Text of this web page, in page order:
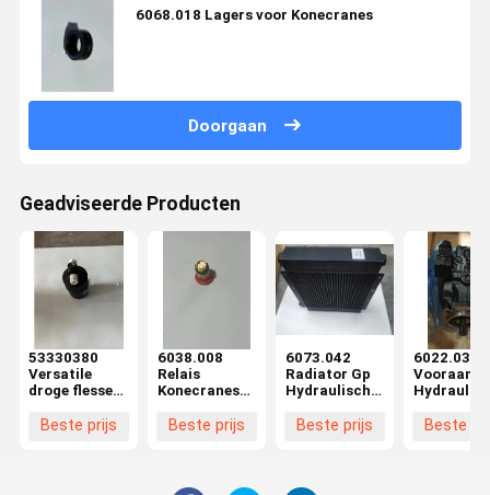
6068.018 Lagers voor Konecranes
Doorgaan
Geadviseerde Producten
53330380
Versatile
droge flessen
Lift Truck
Beste prijs
6038.008
Relais
Konecranes
Stacker Parts
Beste prijs
6073.042
Radiator Gp
Hydraulische
Konecranes
lekbestendig
Beste prijs
6022.037
Energie-
Beste